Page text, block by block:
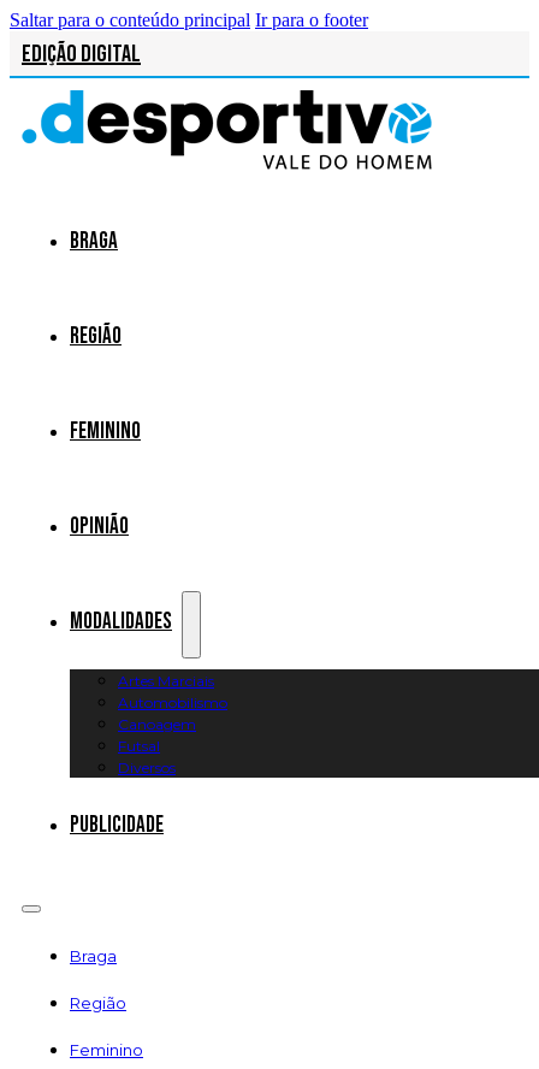
Saltar para o conteúdo principal Ir para o footer
Edição Digital
Braga
Região
Feminino
Opinião
Modalidades
Artes Marciais
Automobilismo
Canoagem
Futsal
Diversos
Publicidade
Braga
Região
Feminino